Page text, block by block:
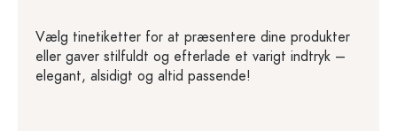
Vælg tinetiketter for at præsentere dine produkter
eller gaver stilfuldt og efterlade et varigt indtryk –
elegant, alsidigt og altid passende!